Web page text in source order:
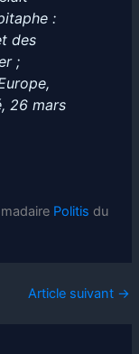
:
des
;
26 mars
Politis du
Article suivant →